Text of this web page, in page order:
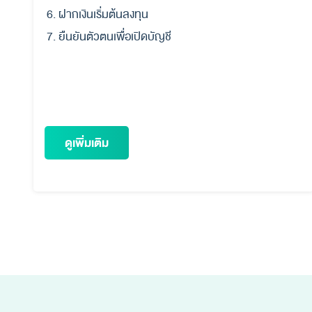
ฝากเงินเริ่มต้นลงทุน
ยืนยันตัวตนเพื่อเปิดบัญชี
ดูเพิ่มเติม